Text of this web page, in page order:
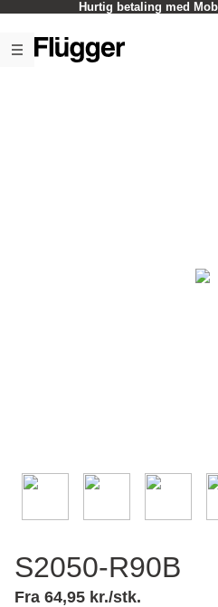
Hurtig betaling med
S2050-R90B
Fra 64,95 kr./stk.